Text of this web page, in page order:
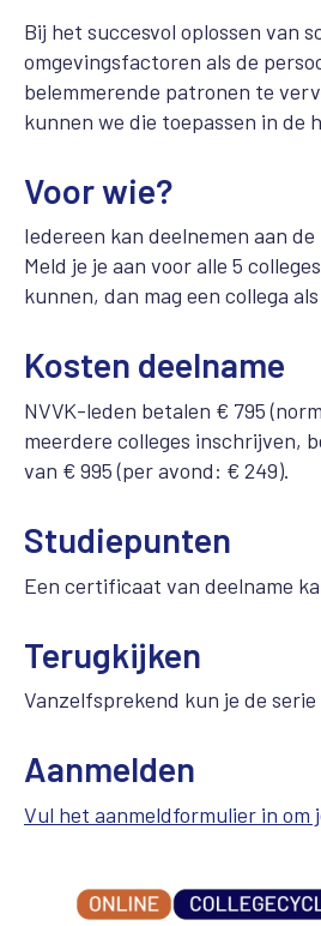
Bij het succesvol oplossen van
omgevingsfactoren als de
belemmerende patronen te
kunnen we die toepassen in de
Voor wie?
Iedereen kan deelnemen aan
Meld je je aan voor alle 5
kunnen, dan mag een collega
Kosten deelname
NVVK-leden betalen € 795
meerdere colleges inschrijven,
van € 995 (per avond: € 249).
Studiepunten
Een certificaat van deelname
Terugkijken
Vanzelfsprekend kun je de
Aanmelden
Vul het aanmeldformulier in om